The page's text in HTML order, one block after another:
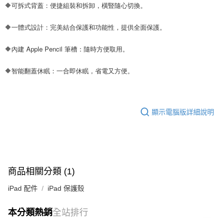
🔶可拆式背蓋：便捷組裝和拆卸，橫豎隨心切換。
🔶一體式設計：完美結合保護和功能性，提供全面保護。
🔶內建 Apple Pencil 筆槽：隨時方便取用。
🔶智能翻蓋休眠：一合即休眠，省電又方便。
顯示電腦版詳細說明
商品相關分類 (1)
iPad 配件 iPad 保護殼
本分類熱銷全站排行